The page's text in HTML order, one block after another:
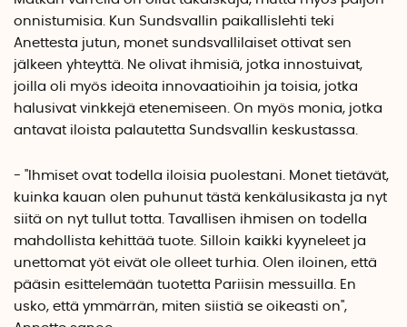
onnistumisia. Kun Sundsvallin paikallislehti teki
Anettesta jutun, monet sundsvallilaiset ottivat sen
jälkeen yhteyttä. Ne olivat ihmisiä, jotka innostuivat,
joilla oli myös ideoita innovaatioihin ja toisia, jotka
halusivat vinkkejä etenemiseen. On myös monia, jotka
antavat iloista palautetta Sundsvallin keskustassa.
- "Ihmiset ovat todella iloisia puolestani. Monet tietävät,
kuinka kauan olen puhunut tästä kenkälusikasta ja nyt
siitä on nyt tullut totta. Tavallisen ihmisen on todella
mahdollista kehittää tuote. Silloin kaikki kyyneleet ja
unettomat yöt eivät ole olleet turhia. Olen iloinen, että
pääsin esittelemään tuotetta Pariisin messuilla. En
usko, että ymmärrän, miten siistiä se oikeasti on",